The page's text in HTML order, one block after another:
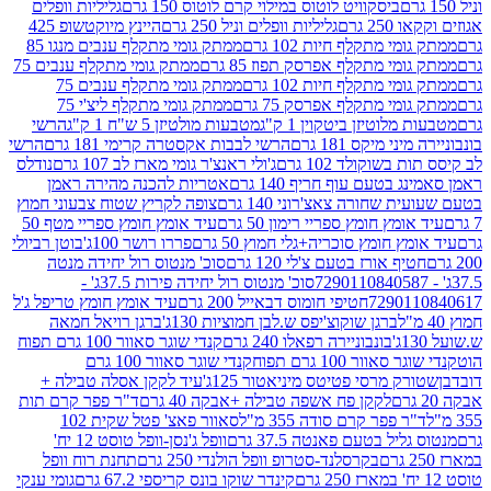
ביסקוויט לוטוס במילוי קרם לוטוס 150 גרם
גליליות וופלים
גרם
גליליות וופלים וניל 250 גרם
היינץ מיוקטשופ 425
מתקלף חיות 102 גרם
ממתק גומי מתקלף ענבים מנגו 85
מתקלף אפרסק תפוז 85 גרם
ממתק גומי מתקלף ענבים 75
מתקלף חיות 102 גרם
ממתק גומי מתקלף ענבים 75
מתקלף אפרסק 75 גרם
ממתק גומי מתקלף ליצ'י 75
ביטקוין 1 ק"ג
מטבעות מולטיזן 5 ש"ח 1 ק"ג
הרשי
מיקס 181 גרם
הרשי לבבות אקסטרה קרימי 181 גרם
הרשי
102 גרם
ג'ולי ראנצ'ר גומי מארז לב 107 גרם
נודלס
עוף חריף 140 גרם
אטריות להכנה מהירה ראמן
שחורה צאצ'רוני 140 גרם
צופה לקריץ שטוח צבעוני חמוץ
חומץ ספריי רימון 50 גרם
עיד אומץ חומץ ספריי מטף 50
חומץ סוכריה+גלי חמוץ 50 גרם
פררו רושר 100ג'
בוטן רביולי
אורז בטעם צ'לי 120 גרם
סוכ' מנטוס רול יחידה מנטה
סוכ' מנטוס רול יחידה פירות 37.5ג' -
חטיפי חומוס דבאייל 200 גרם
עיד אומץ חומץ טריפל ג'ל
ברגן שוקוצ'יפס ש.לבן חמוציות 130ג'
ברגן רויאל חמאה
בונבוניירה רפאלו 240 גרם
קנדי שוגר סאוור 100 גרם תפוח
100 גרם תפוח
קנדי שוגר סאוור 100 גרם
מרסי פטיטס מיניאטור 125ג'
עיד לקקן אסלה טבילה +
לקקן פח אשפה טבילה +אבקה 40 גרם
ד"ר פפר קרם תות
פפר קרם סודה 355 מ"ל
סאוור פאצ' פטל שקית 102
בטעם פאנטה 37.5 גרם
וופל ג'נסן-וופל טוסט 12 יח'
בקרסלנד-סטרופ וופל הולנדי 250 גרם
תחנת רוח וופל
קינדר שוקו בונס קריספי 67.2 גרם
גומי ענקי